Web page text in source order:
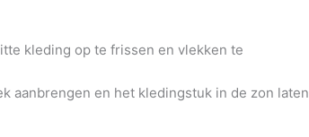
kleding op te frissen en vlekken te
aanbrengen en het kledingstuk in de zon laten